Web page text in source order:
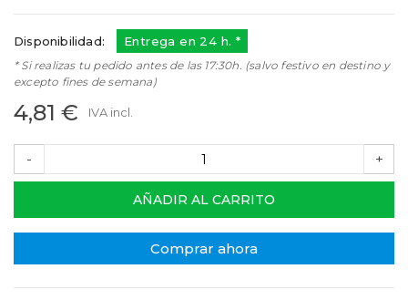
Disponibilidad: Entrega en 24 h. *
* Si realizas tu pedido antes de las 17:30h. (salvo festivo en destino y
excepto fines de semana)
4,81 € IVA incl.
- +
AÑADIR AL CARRITO
Comprar ahora